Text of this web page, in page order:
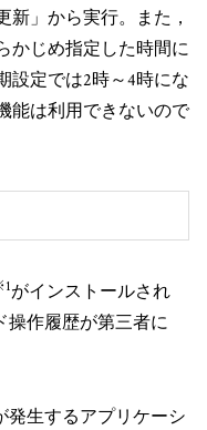
」から実行。また，
かじめ指定した時間に
設定では2時～4時にな
能は利用できないので
がインストールされ
操作履歴が第三者に
発生するアプリケーシ